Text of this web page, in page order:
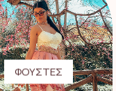
ΦΟΥΣΤΕΣ